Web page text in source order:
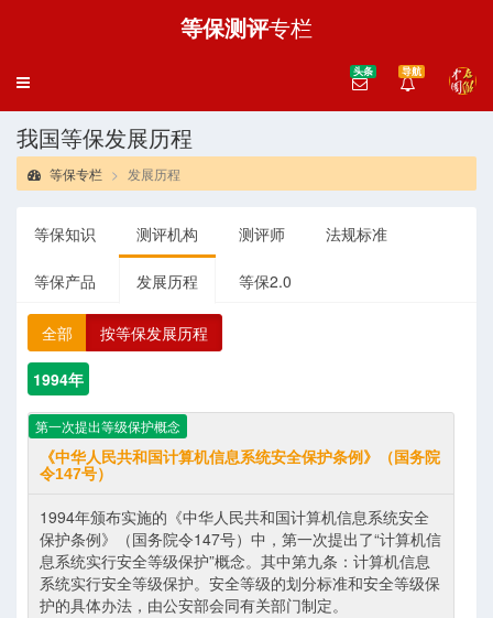
等保测评专栏
导
头条 导航
我国等保发展历程
等保专栏 发展历程
等保知识 测评机构 测评师 法规标准
等保产品 发展历程 等保2.0
全部 按等保发展历程
1994年
第一次提出等级保护概念
《中华人民共和国计算机信息系统安全保护条例》（国务院
令147号）
1994年颁布实施的《中华人民共和国计算机信息系统安全
保护条例》（国务院令147号）中，第一次提出了“计算机信
息系统实行安全等级保护”概念。其中第九条：计算机信息
系统实行安全等级保护。安全等级的划分标准和安全等级保
护的具体办法，由公安部会同有关部门制定。